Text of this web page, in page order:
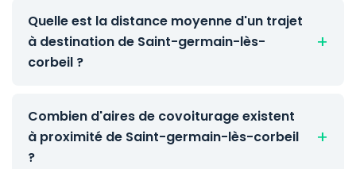
Quelle est la distance moyenne d'un trajet
à destination de Saint-germain-lès-
corbeil ?
Combien d'aires de covoiturage existent
à proximité de Saint-germain-lès-corbeil
?